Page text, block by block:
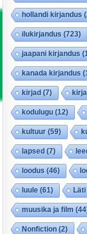
hollandi kirjandus
ilukirjandus (723)
jaapani kirjandus
kanada kirjandus
kirjad (7)
kodulugu (12)
kultuur(59)
lapsed (7)
loodus (46)
luule (61)
muusika ja film
Nonfiction (2)